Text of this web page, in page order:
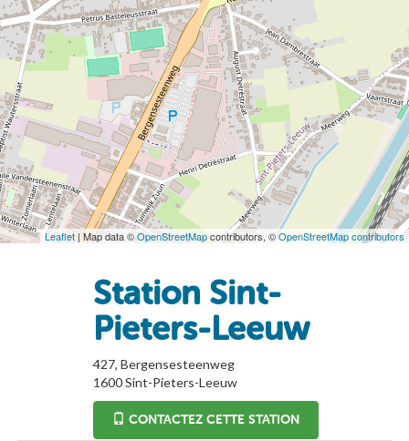
Leaflet | Map data ©OpenStreetMapcontributors, ©OpenStreetMap contributors
Station Sint-
Pieters-Leeuw
427, Bergensesteenweg
1600Sint-Pieters-Leeuw
CONTACTEZ CETTE STATION